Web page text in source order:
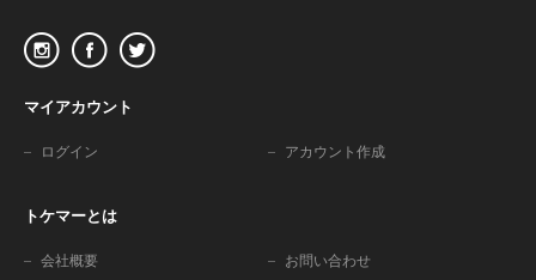
マイアカウント
ログイン アカウント作成
トケマーとは
会社概要 お問い合わせ